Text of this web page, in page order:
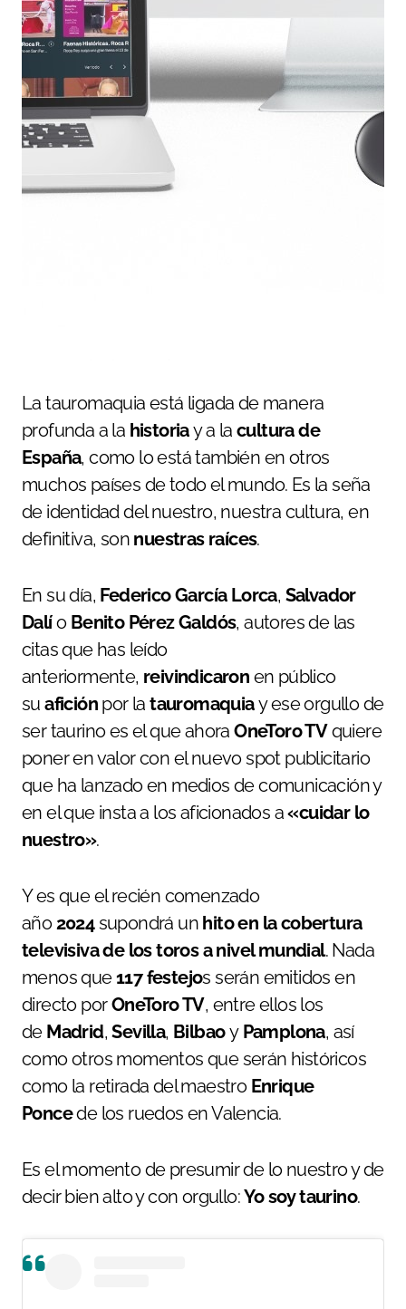
La tauromaquia está ligada de manera
profunda a la historiay a lacultura de
España, como lo está también en otros
muchos países de todo el mundo. Es la seña
de identidad del nuestro, nuestra cultura, en
definitiva, son nuestras raíces.
En su día, Federico García Lorca, Salvador
Dalío Benito Pérez Galdós, autores de las
citas que has leído
anteriormente, reivindicaron en público
suafición por latauromaquiay ese orgullo de
ser taurino es el que ahoraOneToro TVquiere
poner en valor con el nuevo spot publicitario
que ha lanzado en medios de comunicación y
en el que insta a los aficionados a«cuidar lo
nuestro».
Y es que el recién comenzado
año2024supondrá un hito en la cobertura
televisiva de los toros a nivel mundial. Nada
menos que117 festejos serán emitidos en
directo porOneToro TV, entre ellos los
de Madrid,Sevilla, Bilbaoy Pamplona, así
como otros momentos que serán históricos
como la retirada del maestro Enrique
Poncede los ruedos en Valencia.
Es el momento de presumir de lo nuestro y de
decir bien alto y con orgullo:Yo soy taurino.